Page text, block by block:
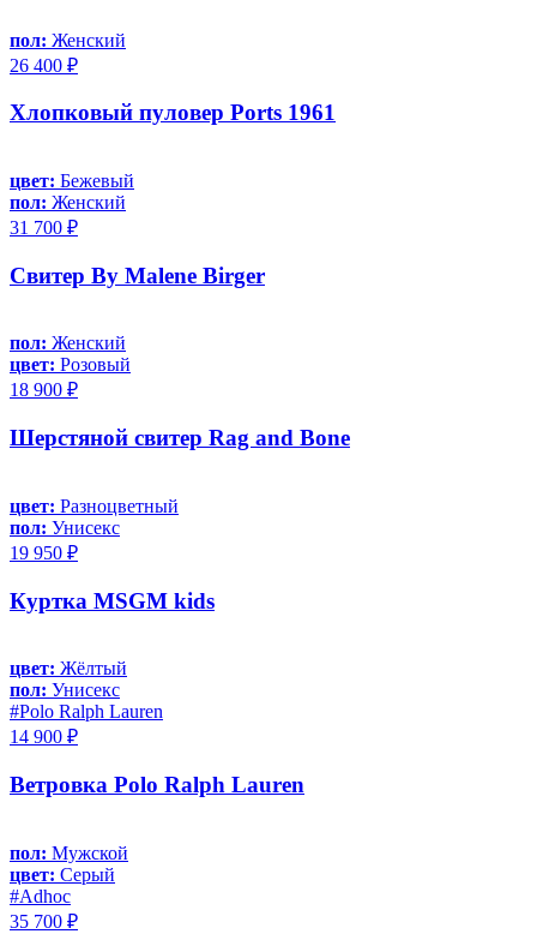
пол: Женский
26 400 ₽
Хлопковый пуловер Ports 1961
цвет: Бежевый
пол: Женский
31 700 ₽
Свитер By Malene Birger
пол: Женский
цвет: Розовый
18 900 ₽
Шерстяной свитер Rag and Bone
цвет: Разноцветный
пол: Унисекс
19 950 ₽
Куртка MSGM kids
цвет: Жёлтый
пол: Унисекс
#Polo Ralph Lauren
14 900 ₽
Ветровка Polo Ralph Lauren
пол: Мужской
цвет: Серый
#Adhoc
35 700 ₽